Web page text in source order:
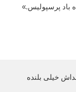
باد پرسپولیس.»
خیلی بلنده